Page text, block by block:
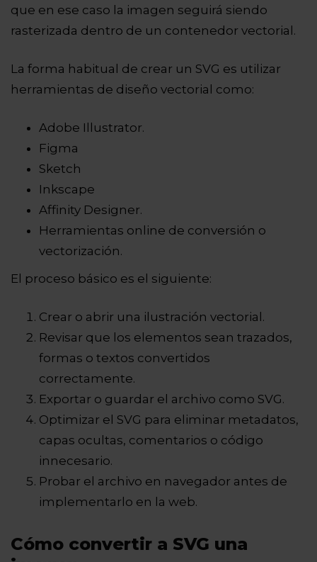
que en ese caso la imagen seguirá siendo
rasterizada dentro de un contenedor vectorial.
La forma habitual de crear un SVG es utilizar
herramientas de diseño vectorial como:
Adobe Illustrator.
Figma
Sketch
Inkscape
Affinity Designer.
Herramientas online de conversión o
vectorización.
El proceso básico es el siguiente:
Crear o abrir una ilustración vectorial.
Revisar que los elementos sean trazados,
formas o textos convertidos
correctamente.
Exportar o guardar el archivo como SVG.
Optimizar el SVG para eliminar metadatos,
capas ocultas, comentarios o código
innecesario.
Probar el archivo en navegador antes de
implementarlo en la web.
Cómo convertir a SVG una